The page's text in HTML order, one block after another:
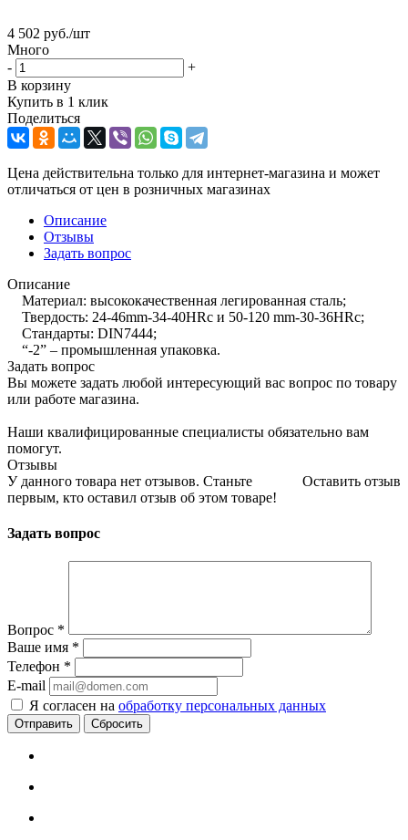
4 502 руб./шт
Много
-
+
В корзину
Купить в 1 клик
Поделиться
Цена действительна только для интернет-магазина и может
отличаться от цен в розничных магазинах
Описание
Отзывы
Задать вопрос
Описание
Материал: высококачественная легированная сталь;
Твердость: 24-46mm-34-40HRc и 50-120 mm-30-36HRc;
Стандарты: DIN7444;
“-2” – промышленная упаковка.
Задать вопрос
Вы можете задать любой интересующий вас вопрос по товару
или работе магазина.
Наши квалифицированные специалисты обязательно вам
помогут.
Отзывы
Оставить отзыв
У данного товара нет отзывов. Станьте
первым, кто оставил отзыв об этом товаре!
Задать вопрос
Вопрос *
Ваше имя *
Телефон *
E-mail
Я согласен на обработку персональных данных
Сбросить